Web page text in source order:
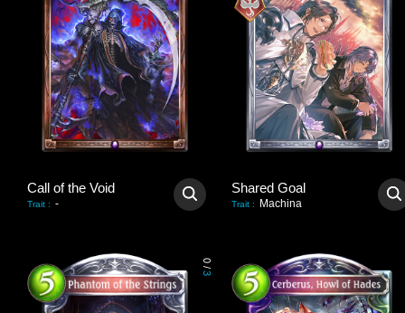
Call of the Void
Trait : -
Shared Goal
Trait : Machina
0
/
3